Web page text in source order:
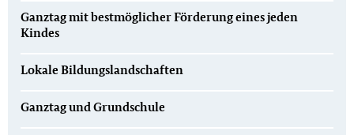
Ganztag mit bestmöglicher Förderung eines jeden
Kindes
Lokale Bildungslandschaften
Ganztag und Grundschule